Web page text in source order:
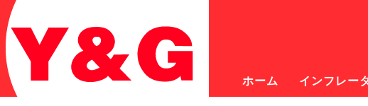
ホーム インフレー